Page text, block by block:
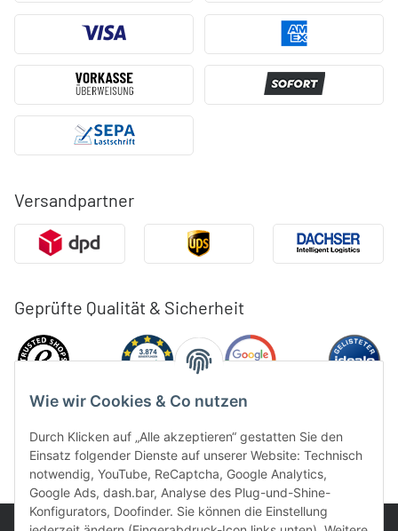
Wie wir Cookies & Co nutzen
Durch Klicken auf „Alle akzeptieren“ gestatten Sie den
Einsatz folgender Dienste auf unserer Website: Technisch
notwendig, YouTube, ReCaptcha, Google Analytics,
Google Ads, dash.bar, Analyse des Plug-und-Shine-
Konfigurators, Doofinder. Sie können die Einstellung
Versandpartner
Geprüfte Qualität & Sicherheit